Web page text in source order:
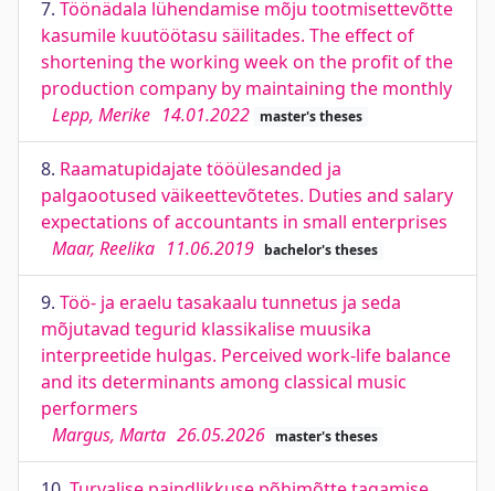
7. Töönädala lühendamise mõju tootmisettevõtte
kasumile kuutöötasu säilitades. The effect of
shortening the working week on the profit of the
production company by maintaining the monthly
Lepp, Merike 14.01.2022 master's theses
8. Raamatupidajate tööülesanded ja
palgaootused väikeettevõtetes. Duties and salary
expectations of accountants in small enterprises
Maar, Reelika 11.06.2019 bachelor's theses
9. Töö- ja eraelu tasakaalu tunnetus ja seda
mõjutavad tegurid klassikalise muusika
interpreetide hulgas. Perceived work-life balance
and its determinants among classical music
performers
Margus, Marta 26.05.2026 master's theses